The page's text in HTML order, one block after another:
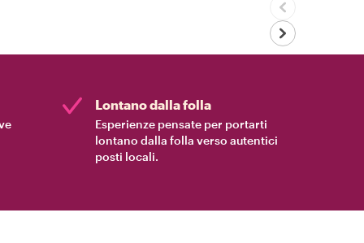
Lontano dalla folla
Esperienze pensate per portarti
lontano dalla folla verso autentici
posti locali.